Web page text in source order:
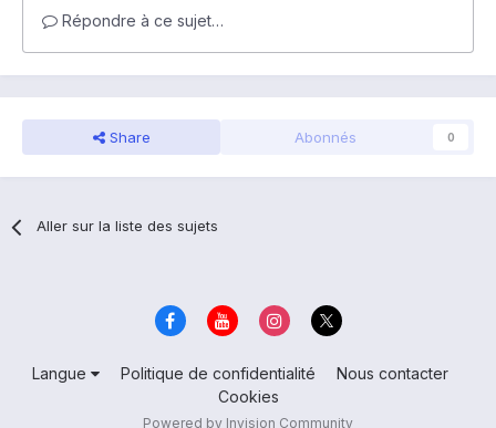
Répondre à ce sujet…
Share Abonnés 0
Aller sur la liste des sujets
Langue Politique de confidentialité
Nous contacter
Cookies
Powered by Invision Community